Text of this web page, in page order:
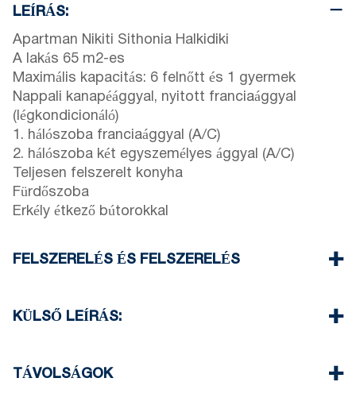
LEÍRÁS:
Apartman Nikiti Sithonia Halkidiki
A lakás 65 m2-es
Maximális kapacitás: 6 felnőtt és 1 gyermek
Nappali kanapéággyal, nyitott franciaággyal
(légkondicionáló)
1. hálószoba franciaággyal (A/C)
2. hálószoba két egyszemélyes ággyal (A/C)
Teljesen felszerelt konyha
Fürdőszoba
Erkély étkező bútorokkal
FELSZERELÉS ÉS FELSZERELÉS
Három légkondicionáló
Mosógép
KÜLSŐ LEÍRÁS:
rendelkezésre
TÁVOLSÁGOK